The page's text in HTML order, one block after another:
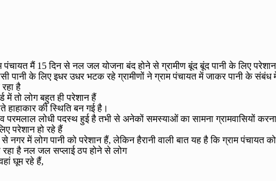
पंचायत मैं 15 दिन से नल जल योजना बंद होने से ग्रामीण बूंद बूंद पानी के लिए
पानी के लिए इधर उधर भटक रहे ग्रामीणों ने ग्राम पंचायत में जाकर पानी के
है
में तो लोग बहुत ही परेशान हैं
हाहाकार की स्थिति बन गई है।
लोधी पदस्थ हुई है तभी से अनेकों समस्याओं का सामना ग्रामवासियों
परेशान हो रहे हैं
से नगर में लोग पानी को परेशान हैं, लेकिन हैरानी वाली बात यह है कि ग्राम
रहा है नल जल सप्लाई ठप होने से लोग
घूम रहे हैं,